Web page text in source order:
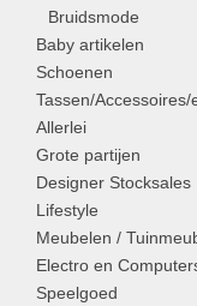
Bruidsmode
Baby artikelen
Schoenen
Tassen/Accessoires/
Allerlei
Grote partijen
Designer Stocksales
Lifestyle
Meubelen /
Electro en
Speelgoed